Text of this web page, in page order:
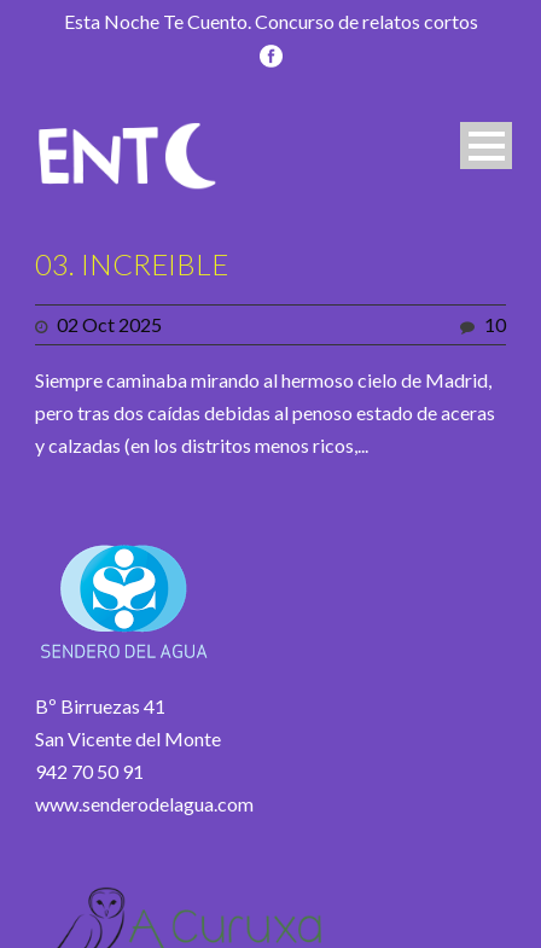
Esta Noche Te Cuento. Concurso de relatos cortos
03. INCREIBLE
02 Oct 2025 10
Siempre caminaba mirando al hermoso cielo de Madrid,
pero tras dos caídas debidas al penoso estado de aceras
y calzadas (en los distritos menos ricos,...
Bº Birruezas 41
San Vicente del Monte
942 70 50 91
www.senderodelagua.com